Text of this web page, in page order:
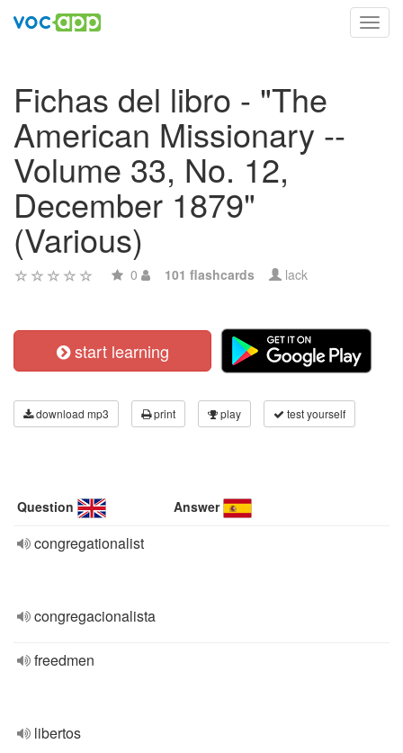
Fichas del libro - "The
American Missionary --
Volume 33, No. 12,
December 1879"
(Various)
0 101 flashcards lack
start learning
download mp3 print play test yourself
Question Answer
congregationalist
congregacionalista
freedmen
libertos